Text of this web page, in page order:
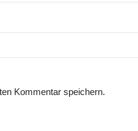
Kommentar speichern.